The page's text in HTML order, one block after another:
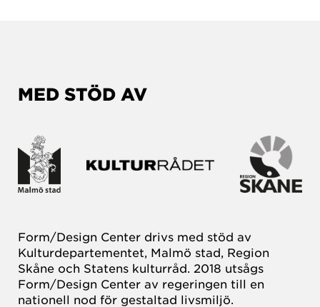
MED STÖD AV
Form/Design Center drivs med stöd av
Kulturdepartementet, Malmö stad, Region
Skåne och Statens kulturråd. 2018 utsågs
Form/Design Center av regeringen till en
nationell nod för gestaltad livsmiljö.